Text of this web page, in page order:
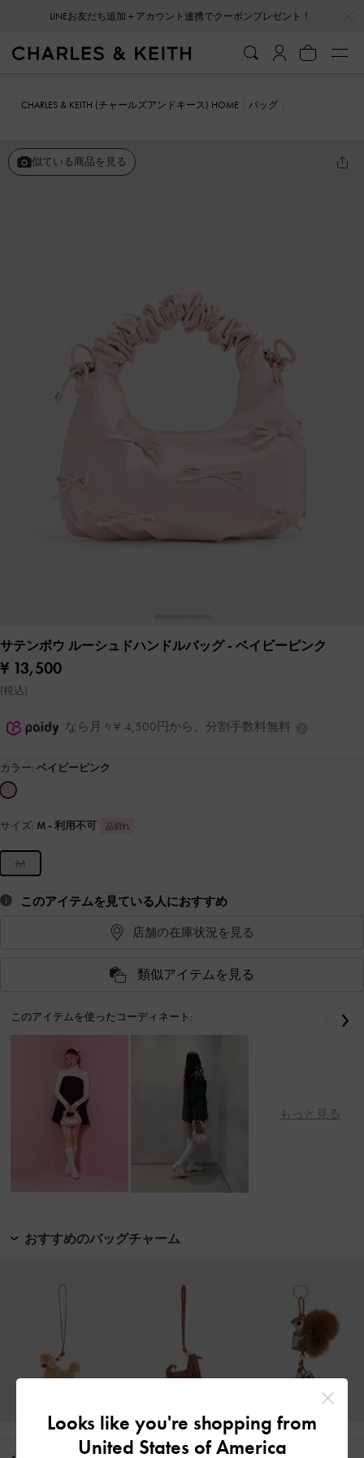
LINEお友だち追加＋アカウント連携でクーポンプレゼント！
CHARLES & KEITH (チャールズアンドキース) HOME
バッグ
似ている商品を見る
サテンボウ ルーシュドハンドルバッグ- ベイビーピンク
¥ 13,500
(税込)
なら月々¥ 4,500円から。分割手数料無料
カラー: ベイビーピンク
サイズ: M - 利用不可 品切れ
M
このアイテムを見ている人におすすめ
店舗の在庫状況を見る
類似アイテムを見る
このアイテムを使ったコーディネート:
もっと見る
戻る
おすすめのバッグチャーム
Looks like you're shopping from
United States of America